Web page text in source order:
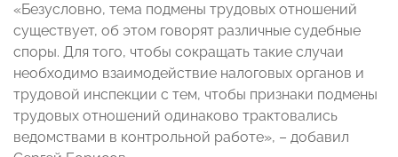
«Безусловно, тема подмены трудовых отношений
существует, об этом говорят различные судебные
споры. Для того, чтобы сокращать такие случаи
необходимо взаимодействие налоговых органов и
трудовой инспекции с тем, чтобы признаки подмены
трудовых отношений одинаково трактовались
ведомствами в контрольной работе», – добавил